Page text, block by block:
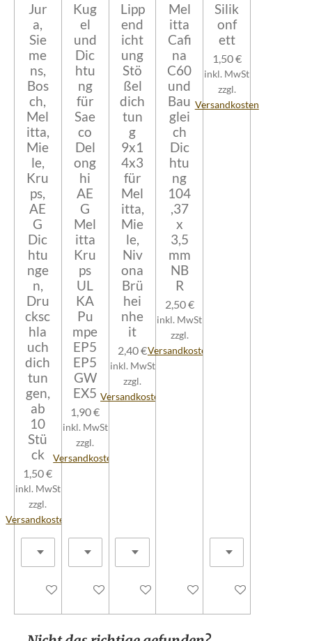
Jur
a,
Sie
me
ns,
Bos
ch,
Mel
itta,
Mie
le,
Kru
ps,
AE
G
Dic
htu
nge
n,
Dru
cksc
hla
uch
dich
tun
gen,
ab
10
Stü
ck
1,50 €
inkl. MwSt
zzgl.
Versandkosten
In den Warenkorb
Kug
el
und
Dic
htu
ng
für
Sae
co
Del
ong
hi
AE
G
Mel
itta
Kru
ps
UL
KA
Pu
mpe
EP5
EP5
GW
EX5
1,90 €
inkl. MwSt
zzgl.
Versandkosten
In den Warenkorb
Lipp
end
icht
ung
Stö
ßel
dich
tun
g
9x1
4x3
für
Mel
itta,
Mie
le,
Niv
ona
Brü
hei
nhe
it
2,40 €
inkl. MwSt
zzgl.
Versandkosten
In den Warenkorb
Mel
itta
Cafi
na
C60
und
Bau
glei
ch
Dic
htu
ng
104
,37
x
3,5
mm
NB
R
2,50 €
inkl. MwSt
zzgl.
Versandkosten
In den Warenkorb
Silik
onf
ett
1,50 €
inkl. MwSt
zzgl.
Versandkosten
In den Warenkorb